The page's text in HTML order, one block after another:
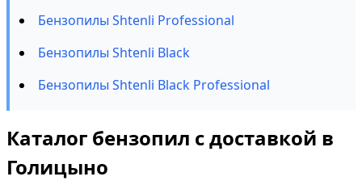
Бензопилы Shtenli Professional
Бензопилы Shtenli Black
Бензопилы Shtenli Black Professional
Каталог бензопил с доставкой в
Голицыно